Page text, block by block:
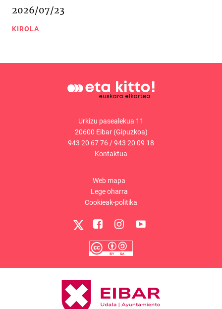
2026/07/23
KIROLA
Urkizu pasealekua 11
20600 Eibar (Gipuzkoa)
943 20 67 76/943 20 09 18
Kontaktua
Web mapa
Lege oharra
Cookieak-politika